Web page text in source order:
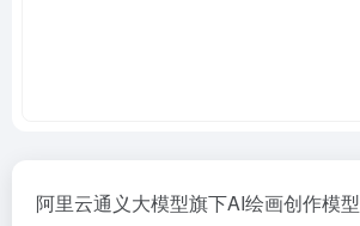
阿里云通义大模型旗下AI绘画创作模型